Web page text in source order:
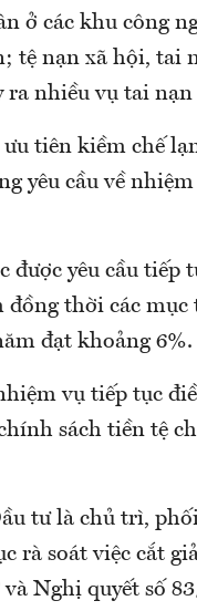
ở các khu công
tệ nạn xã hội, tai
ra nhiều vụ tai
tiên kiềm chế
yêu cầu về
được yêu cầu tiếp
đồng thời các
đạt khoảng 6%.
vụ tiếp tục
sách tiền tệ
tư là chủ trì,
rà soát việc cắt
Nghị quyết số